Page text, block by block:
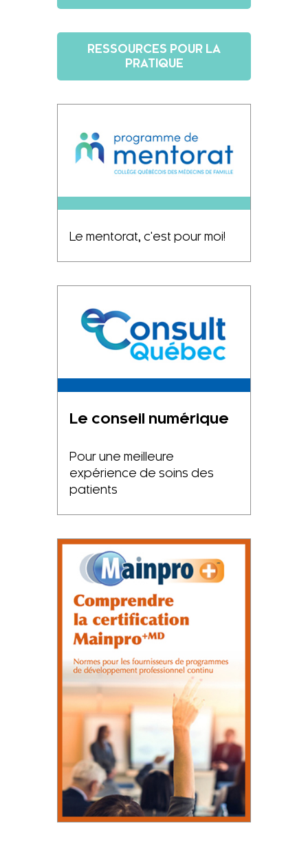
RESSOURCES POUR LA
PRATIQUE
Le mentorat, c'est pour moi!
Le conseil numérique
Pour une meilleure
expérience de soins des
patients